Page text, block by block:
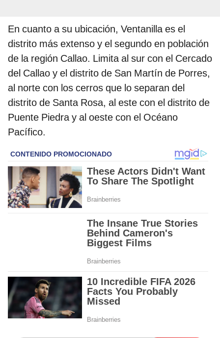
En cuanto a su ubicación, Ventanilla es el
distrito más extenso y el segundo en población
de la región Callao. Limita al sur con el Cercado
del Callao y el distrito de San Martín de Porres,
al norte con los cerros que lo separan del
distrito de Santa Rosa, al este con el distrito de
Puente Piedra y al oeste con el Océano
Pacífico.